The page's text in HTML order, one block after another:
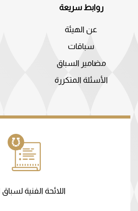
روابط سريعة
عن الهيئة
سباقات
مضامير السباق
الأسئلة المتكررة
اللائحة الفنية